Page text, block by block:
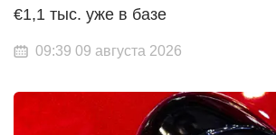
€1,1 тыс. уже в базе
09:39 09 августа 2026